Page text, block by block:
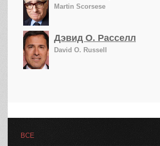
Martin Scorsese
Дэвид О. Расселл
David O. Russell
ВСЕ